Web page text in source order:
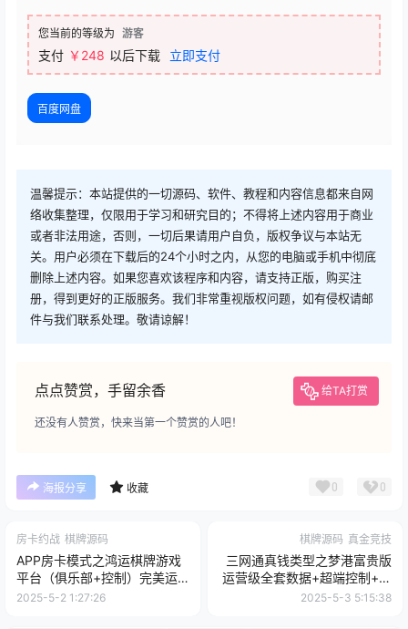
您当前的等级为 游客
支付 ￥248 以后下载 立即支付
百度网盘
温馨提示：本站提供的一切源码、软件、教程和内容信息都来自网
络收集整理，仅限用于学习和研究目的；不得将上述内容用于商业
或者非法用途，否则，一切后果请用户自负，版权争议与本站无
关。用户必须在下载后的24个小时之内，从您的电脑或手机中彻底
删除上述内容。如果您喜欢该程序和内容，请支持正版，购买注
册，得到更好的正版服务。我们非常重视版权问题，如有侵权请邮
件与我们联系处理。敬请谅解！
点点赞赏，手留余香 给TA打赏
还没有人赞赏，快来当第一个赞赏的人吧！
海报分享 收藏 0 0
房卡约战 棋牌源码
APP房卡模式之鸿运棋牌游戏
平台（俱乐部+控制）完美运
营组件
2025-5-2 1:27:26
棋牌源码 真金竞技
三网通真钱类型之梦港富贵版
运营级全套数据+超端控制+完
美运营版本
2025-5-3 5:15:38